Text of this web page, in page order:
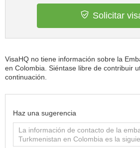
Solicitar
VisaHQ no tiene información sobre la
en Colombia. Siéntase libre de contribuir
continuación.
Haz una sugerencia